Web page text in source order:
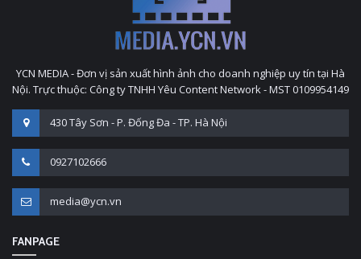
YCN MEDIA - Đơn vị sản xuất hình ảnh cho doanh nghiệp uy tín tại Hà
Nội. Trực thuộc: Công ty TNHH Yêu Content Network - MST 0109954149
430 Tây Sơn - P. Đống Đa - TP. Hà Nội
0927102666
media@ycn.vn
FANPAGE